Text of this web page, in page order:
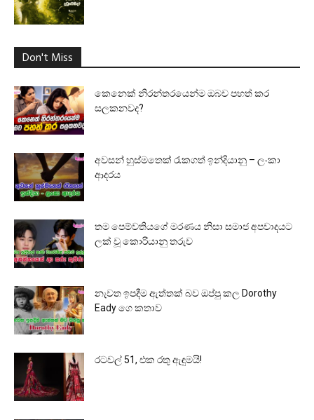
Don't Miss
කෙනෙක් නිරන්තරයෙන්ම ඔබව පහත් කර
සලකනවද?
අවසන් හුස්මතෙක් රැකගත් ඉන්දියානු – ලංකා
ආදරය
තම පෙම්වතියගේ මරණය නිසා සමාජ අපවාදයට
ලක් වූ කොරියානු තරුව
නැවත ඉපදීම ඇත්තක් බව ඔප්පු කල Dorothy
Eady ගෙ කතාව
රටවල් 51, එක රතු ඇඳුමයි!